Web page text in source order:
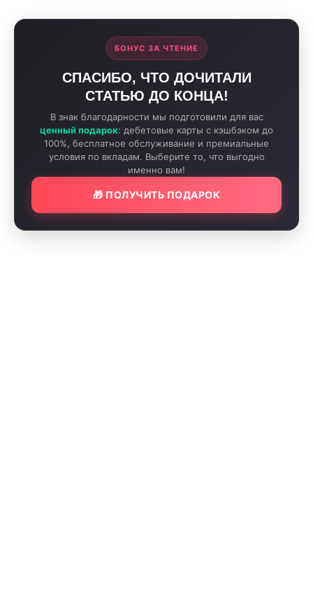
БОНУС ЗА ЧТЕНИЕ
СПАСИБО, ЧТО ДОЧИТАЛИ
СТАТЬЮ ДО КОНЦА!
В знак благодарности мы подготовили для вас
ценный подарок: дебетовые карты с кэшбэком до
100%, бесплатное обслуживание и премиальные
условия по вкладам. Выберите то, что выгодно
именно вам!
🎁 ПОЛУЧИТЬ ПОДАРОК